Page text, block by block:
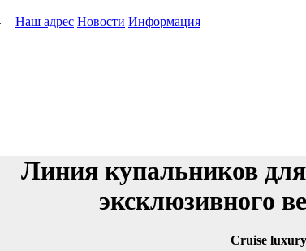
Наш адрес Новости Информация
Линия купальников
эксклюзивного
Cruise luxury